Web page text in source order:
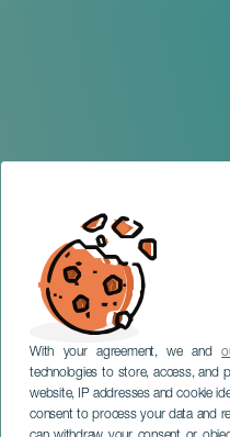
With your agreement, we and
technologies to store, access, and
website, IP addresses and cookie
consent to process your data and
La gata que
cambiar la
LANZAROTE